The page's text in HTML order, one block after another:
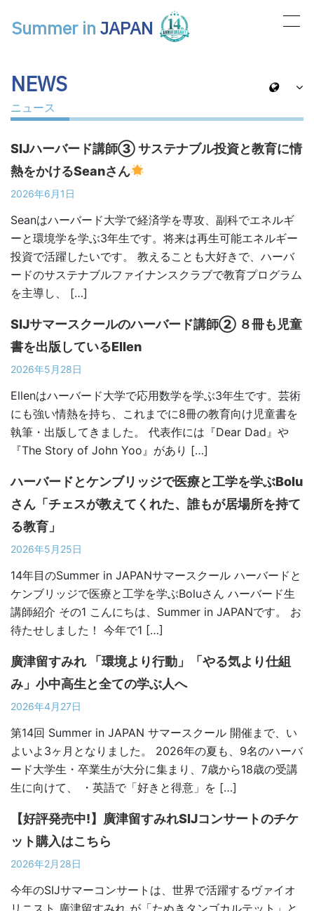
メインナビゲーション
Summer inJAPAN
NEWS
ニュース
SIJハーバード講師③ サステナブル投資と教育に情
熱をかけるSeanさん
2026年6月1日
Seanはハーバード大学で経済学を専攻、副科でエネルギ
ーと環境学を学ぶ3年生です。将来は再生可能エネルギー
投資で活躍したいです。 教えることも大好きで、ハーバ
ードのサステナブルファイナンスクラブで教育プログラム
を主導し、 […]
SIJサマースクールのハーバード講師② ８冊も児童
書を出版しているEllen
2026年5月28日
Ellenはハーバード大学で応用数学を学ぶ3年生です。芸術
にも強い情熱を持ち、これまでに8冊の教育向け児童書を
執筆・出版してきました。 代表作には『Dear Dad』や
『The Story of John Yoo』があり […]
ハーバードとケンブリッジで医療と工学を学ぶBolu
さん「チェスが教えてくれた、誰もが居場所を持て
る教育」
2026年5月25日
14年目のSummer in JAPANサマースクール ハーバードと
ケンブリッジで医療と工学を学ぶBoluさん ハーバード生
講師紹介 その1 こんにちは、Summer in JAPANです。 お
待たせしました！ 今年で1 […]
廣津留すみれ 「環境より行動」「やる気より仕組
み」小中高生と全ての学ぶ人へ
2026年4月27日
第14回 Summer in JAPAN サマースクール 開催まで、い
よいよ3ヶ月となりました。 2026年の夏も、9名のハーバ
ード大学生・卒業生が大分に集まり、7歳から18歳の受講
生に向けて、 ・英語で「好きと得意」を […]
【好評発売中!】廣津留すみれSIJコンサートのチケ
ット購入はこちら
2026年2月28日
今年のSIJサマーコンサートは、世界で活躍するヴァイオ
リニスト 廣津留すみれ が「たぬきタンゴカルテット」と